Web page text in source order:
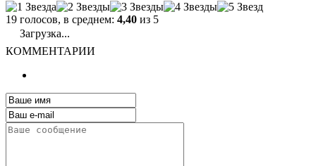
19 голосов, в среднем: 4,40 из 5
Загрузка...
КОММЕНТАРИИ